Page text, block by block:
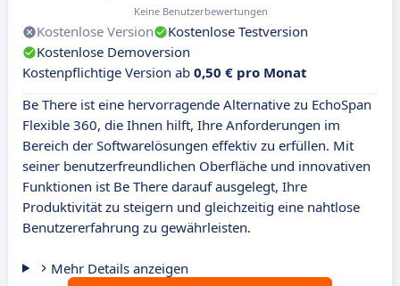
Keine Benutzerbewertungen
Kostenlose Version
Kostenlose Testversion
Kostenlose Demoversion
Kostenpflichtige Version ab 0,50 € pro Monat
Be There ist eine hervorragende Alternative zu EchoSpan
Flexible 360, die Ihnen hilft, Ihre Anforderungen im
Bereich der Softwarelösungen effektiv zu erfüllen. Mit
seiner benutzerfreundlichen Oberfläche und innovativen
Funktionen ist Be There darauf ausgelegt, Ihre
Produktivität zu steigern und gleichzeitig eine nahtlose
Benutzererfahrung zu gewährleisten.
Mehr Details anzeigen